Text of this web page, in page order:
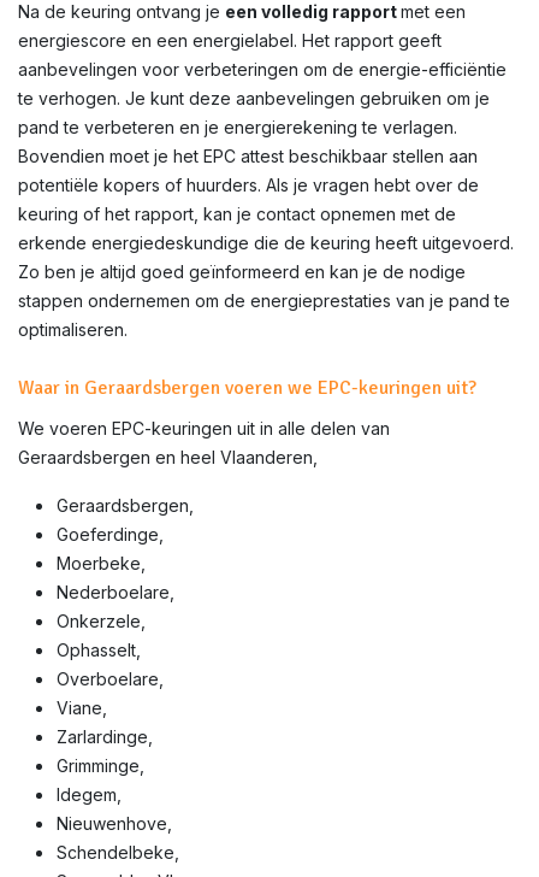
Na de keuring ontvang je een volledig rapportmet een
energiescore en een energielabel. Het rapport geeft
aanbevelingen voor verbeteringen om de energie-efficiëntie
te verhogen. Je kunt deze aanbevelingen gebruiken om je
pand te verbeteren en je energierekening te verlagen.
Bovendien moet je het EPC attest beschikbaar stellen aan
potentiële kopers of huurders. Als je vragen hebt over de
keuring of het rapport, kan je contact opnemen met de
erkende energiedeskundige die de keuring heeft uitgevoerd.
Zo ben je altijd goed geïnformeerd en kan je de nodige
stappen ondernemen om de energieprestaties van je pand te
optimaliseren.
Waar in Geraardsbergen voeren we EPC-keuringen uit?
We voeren EPC-keuringen uit in alle delen van
Geraardsbergen en heel Vlaanderen,
Geraardsbergen,
Goeferdinge,
Moerbeke,
Nederboelare,
Onkerzele,
Ophasselt,
Overboelare,
Viane,
Zarlardinge,
Grimminge,
Idegem,
Nieuwenhove,
Schendelbeke,